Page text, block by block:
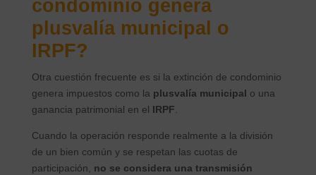
condominio genera
plusvalía municipal o
IRPF?
Otra cuestión frecuente es si la extinción de condominio
genera impuestos como la plusvalía municipal o una
ganancia patrimonial en el IRPF.
Cuando la operación responde realmente a la división
de un bien común y se respetan las cuotas de
participación, no se considera una transmisión